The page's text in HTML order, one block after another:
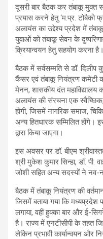
दूसरी बार बैठक कर तंबाकू मुक्त
प्रयास करने हेतु ‘म.प्र. टोबैको
अलायंस का उद्देश्य प्रदेश में
युवाओं को तंबाकू सेवन के
क्रियान्वयन हेतु सहयोग करना है।
बैठक में सर्वसम्मति से डॉ. दिलीप
कैंसर एवं तंबाकू नियंत्रण कमेटी
मेनन, शासकीय दंत महाविद्यालय
अलायंस की संरचना एक
होगी, जिसमें नागरिक समाज,
अन्य हितधारक सम्मिलित
द्वारा किया जाएगा।
इस अवसर पर डॉ. बीएम
श्री मुकेश कुमार सिन्हा, डॉ. पी.
जोशी सहित अन्य सदस्यों ने नव-
बैठक में तंबाकू नियंत्रण की
जिसमें बताया गया कि मध्यप्रदेश
लगाया, वहीं हुक्का बार और ई-
है। राज्य में एनटीसीपी के तहत
लेकिन प्रभावी कार्यान्वयन और